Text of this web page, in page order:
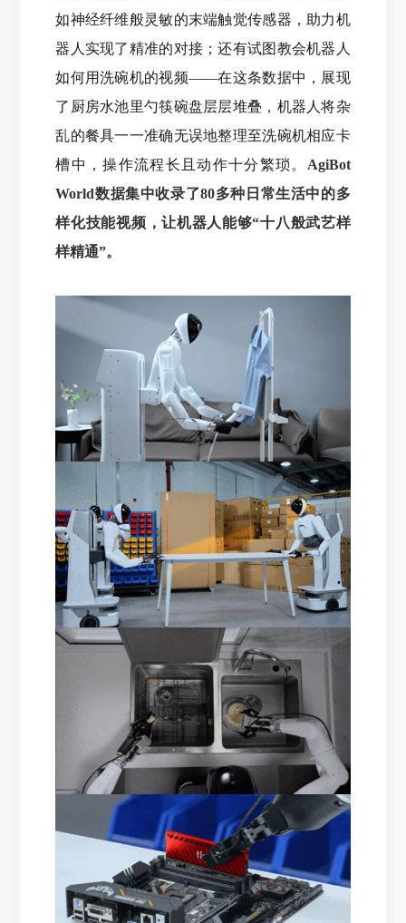
如神经纤维般灵敏的末端触觉传感器，助力机
器人实现了精准的对接；还有试图教会机器人
如何用洗碗机的视频——在这条数据中，展现
了厨房水池里勺筷碗盘层层堆叠，机器人将杂
乱的餐具一一准确无误地整理至洗碗机相应卡
槽中，操作流程长且动作十分繁琐。 AgiBot
World数据集中收录了80多种日常生活中的多
样化技能视频，让机器人能够“十八般武艺样
样精通”。